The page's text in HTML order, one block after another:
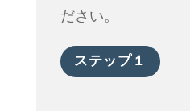
ださい。
ステップ１